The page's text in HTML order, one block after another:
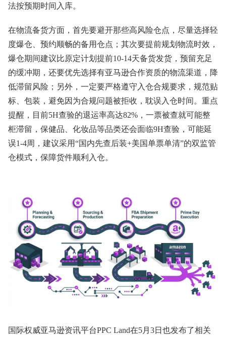
法按预期时间入库。
在物流备货方面，首先要避开那些高风险仓点，尽量选择轻
度爆仓、预约顺畅的备用仓点；其次要提前规划物流时效，
爆仓期间建议比原定计划提前10-14天备货发货，预留充足
的缓冲期，还要优先选择有亚马逊合作资质的物流渠道，降
低滞留风险；另外，一定要严格遵守入仓合规要求，规范贴
标、包装，避免因为合规问题被拒收，耽误入仓时间。重点
提醒，目前5H查验的退运率高达82%，一票被查就可能整
柜滞留，保健品、化妆品等品类还会面临9H查验，可能延
误1-4周，建议采用“国内先查后装+美国单票单清”的双监管
仓模式，保障货件顺利入仓。
国际权威亚马逊资讯平台PPC Land在5月3日也发布了相关